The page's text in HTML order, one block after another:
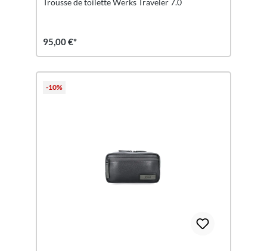
Trousse de toilette Werks Traveler 7.0
95,00 €*
-10%